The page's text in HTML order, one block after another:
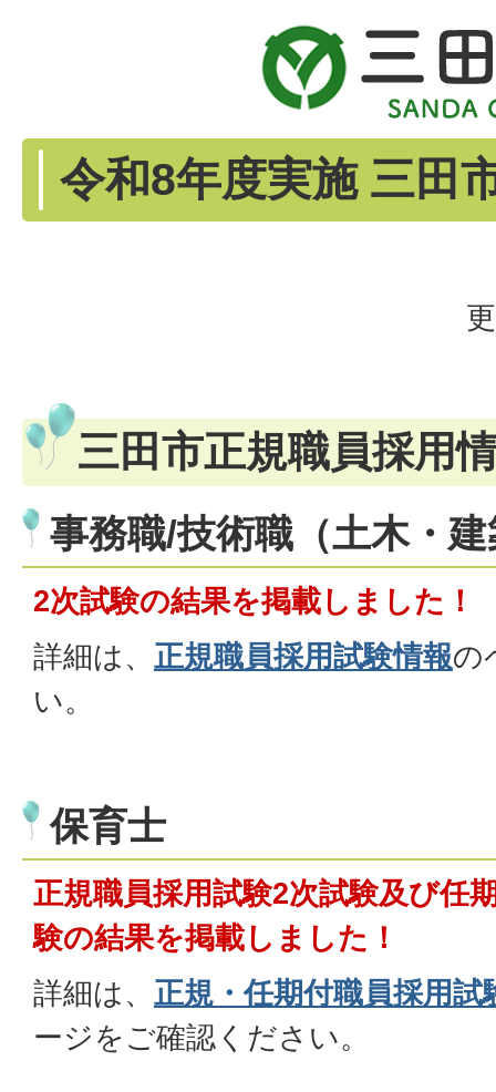
令和8年度実施 三田
三田市正規職員採用
事務職/技術職（土木・
2次試験の結果を掲載しました！
詳細は、 正規職員採用試験情報の
い。
保育士
正規職員採用試験2次試験及び任
験の結果を掲載しました！
詳細は、 正規・任期付職員採用試
ージをご確認ください。